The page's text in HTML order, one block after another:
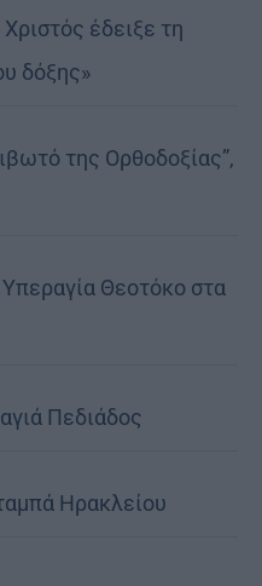
έδειξε τη
δόξης»
της Ορθοδοξίας”,
Θεοτόκο στα
Πεδιάδος
Ηρακλείου